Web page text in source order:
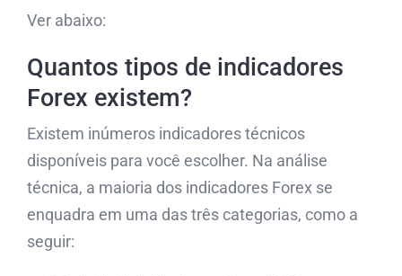
Ver abaixo:
Quantos tipos de indicadores
Forex existem?
Existem inúmeros indicadores técnicos
disponíveis para você escolher. Na análise
técnica, a maioria dos indicadores Forex se
enquadra em uma das três categorias, como a
seguir: